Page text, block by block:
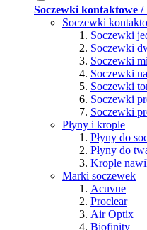
Soczewki kontaktowe /
Soczewki
Soczewki
Soczewki
Soczewki
Soczewki
Soczewki
Soczewki
Soczewki
Płyny i krople
Płyny do
Płyny do
Krople
Marki soczewek
Acuvue
Proclear
Air Optix
Biofinity